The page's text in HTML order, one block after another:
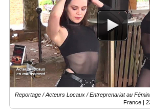
Reportage / Acteurs Locaux / Entreprenariat au
France |